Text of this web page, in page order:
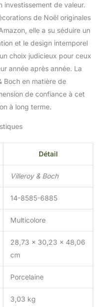
investissement de valeur.
de Noël originales
elle a su séduire un
et le design intemporel
choix judicieux pour ceux
année après année. La
Boch en matière de
de confiance à cet
à long terme.
Détail
Villeroy & Boch
14-8585-6885
Multicolore
28,73 x 30,23 x 48,06
cm
Porcelaine
3,03 kg